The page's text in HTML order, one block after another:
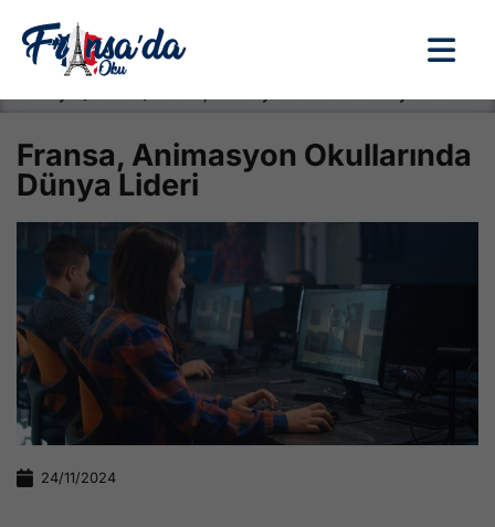
Fransa, Animasyon Okullarında
Dünya Lideri
24/11/2024